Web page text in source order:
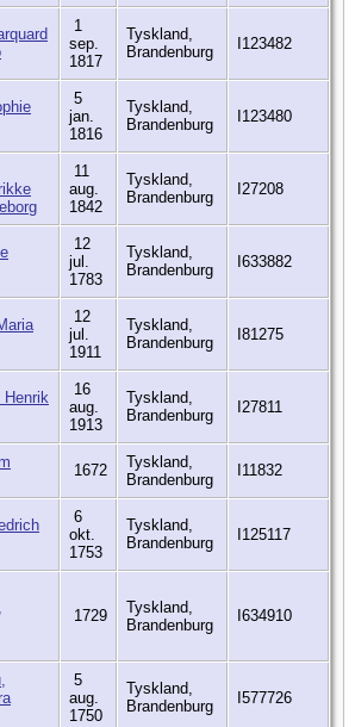
1
sep.
1817
Tyskland,
Brandenburg
I123482
5
jan.
1816
Tyskland,
Brandenburg
I123480
11
aug.
1842
Tyskland,
Brandenburg
I27208
12
jul.
1783
Tyskland,
Brandenburg
I633882
12
jul.
1911
Tyskland,
Brandenburg
I81275
Henrik
16
aug.
1913
Tyskland,
Brandenburg
I27811
1672
Tyskland,
Brandenburg
I11832
6
okt.
1753
Tyskland,
Brandenburg
I125117
1729
Tyskland,
Brandenburg
I634910
5
aug.
1750
Tyskland,
Brandenburg
I577726